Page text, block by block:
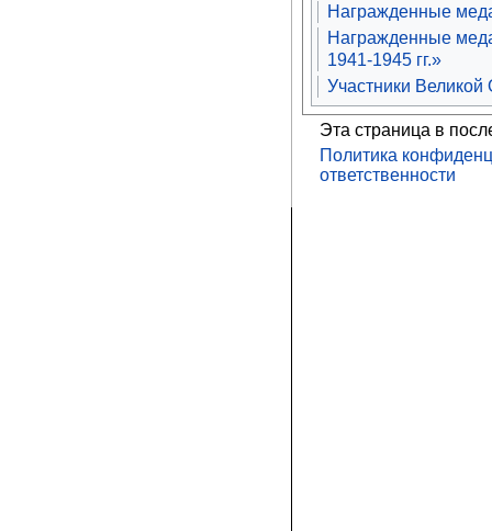
Награжденные
Награжденные
1941-1945 гг.»
Участники
Эта страница в
Политика
ответственности